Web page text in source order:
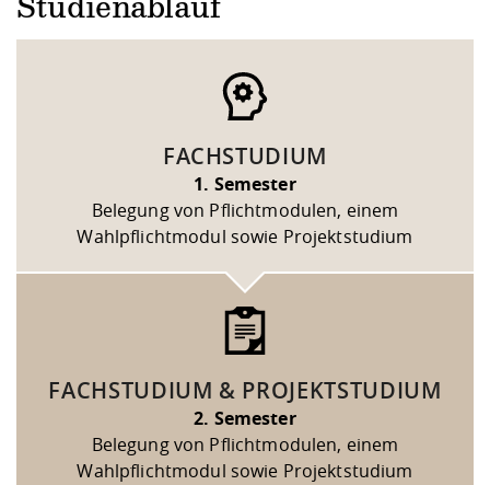
Studienablauf
FACHSTUDIUM
1. Semester
Belegung von Pflichtmodulen, einem
Wahlpflichtmodul sowie Projektstudium
FACHSTUDIUM & PROJEKTSTUDIUM
2. Semester
Belegung von Pflichtmodulen, einem
Wahlpflichtmodul sowie Projektstudium